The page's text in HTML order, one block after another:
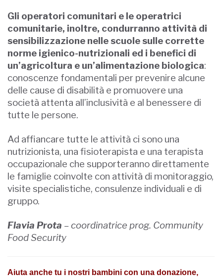
Gli operatori comunitari e le operatrici
comunitarie, inoltre, condurranno attività di
sensibilizzazione nelle scuole sulle corrette
norme igienico-nutrizionali ed i benefici di
un’agricoltura e un’alimentazione biologica:
conoscenze fondamentali per prevenire alcune
delle cause di disabilità e promuovere una
società attenta all’inclusività e al benessere di
tutte le persone.
Ad affiancare tutte le attività ci sono una
nutrizionista, una fisioterapista e una terapista
occupazionale che supporteranno direttamente
le famiglie coinvolte con attività di monitoraggio,
visite specialistiche, consulenze individuali e di
gruppo.
Flavia Prota – coordinatrice prog. Community
Food Security
Aiuta anche tu i nostri bambini con una donazione,